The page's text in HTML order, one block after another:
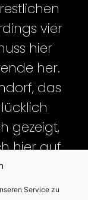
Service zu
vier
hier
her.
das
gezeigt,
hier auf
Sollten
Leistung